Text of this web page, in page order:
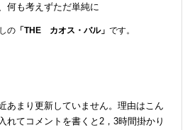
何も考えずただ単純に
の 「THE カオス・バル」です。
あまり更新していません。理由はこん
れてコメントを書くと2，3時間掛かり